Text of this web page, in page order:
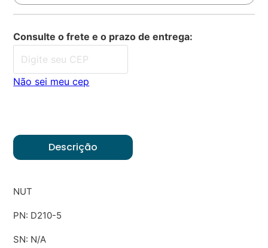
Consulte o frete e o prazo de entrega:
Não sei meu cep
Descrição
NUT
PN: D210-5
SN: N/A